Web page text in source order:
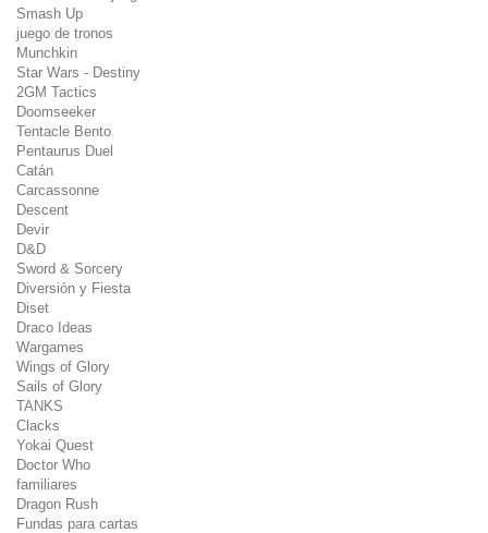
Smash Up
juego de tronos
Munchkin
Star Wars - Destiny
2GM Tactics
Doomseeker
Tentacle Bento
Pentaurus Duel
Catán
Carcassonne
Descent
Devir
D&D
Sword & Sorcery
Diversión y Fiesta
Diset
Draco Ideas
Wargames
Wings of Glory
Sails of Glory
TANKS
Clacks
Yokai Quest
Doctor Who
familiares
Dragon Rush
Fundas para cartas